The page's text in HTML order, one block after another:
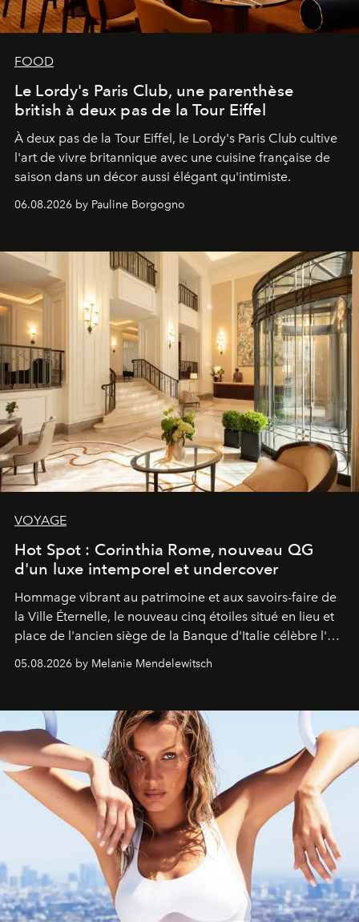
FOOD
Le Lordy's Paris Club, une parenthèse
british à deux pas de la Tour Eiffel
À deux pas de la Tour Eiffel, le Lordy's Paris Club cultive
l'art de vivre britannique avec une cuisine française de
saison dans un décor aussi élégant qu'intimiste.
06.08.2026 by Pauline Borgogno
VOYAGE
Hot Spot : Corinthia Rome, nouveau QG
d'un luxe intemporel et undercover
Hommage vibrant au patrimoine et aux savoirs-faire de
la Ville Éternelle, le nouveau cinq étoiles situé en lieu et
place de l'ancien siège de la Banque d'Italie célèbre l'art
de vivre Romain dans toute son élégance intemporelle.
05.08.2026 by Melanie Mendelewitsch